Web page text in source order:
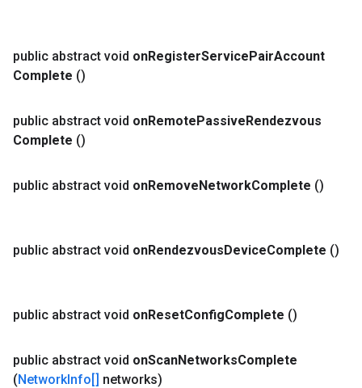
public abstract void onRegisterServicePairAccount
Complete ()
public abstract void onRemotePassiveRendezvous
Complete ()
public abstract void onRemoveNetworkComplete ()
public abstract void onRendezvousDeviceComplete ()
public abstract void onResetConfigComplete ()
public abstract void onScanNetworksComplete
(NetworkInfo[] networks)